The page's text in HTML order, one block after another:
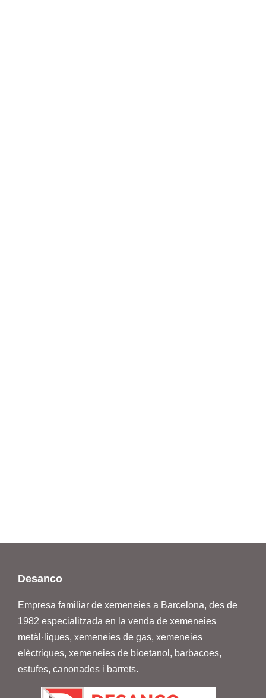
Desanco
Empresa familiar de xemeneies a Barcelona, des de
1982 especialitzada en la venda de xemeneies
metàl·liques, xemeneies de gas, xemeneies
elèctriques, xemeneies de bioetanol, barbacoes,
estufes, canonades i barrets.